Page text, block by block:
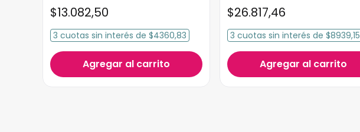
$13.082,50
3 cuotas sin interés de $4360,83
Agregar al carrito
$26.817,46
3 cuotas sin interés de $8939,15
Agregar al carrito